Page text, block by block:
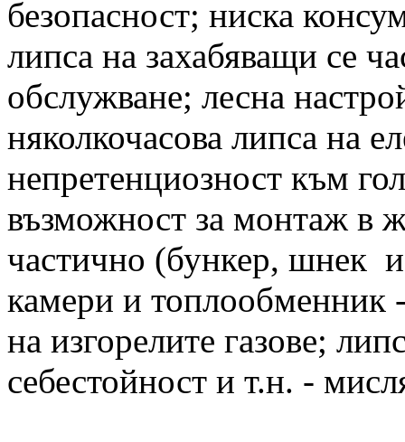
безопасност; ниска
липса на захабяващи се
обслужване; лесна
няколкочасова липса на
непретенциозност към
възможност за монтаж в
частично (бункер, шнек
камери и топлообменник
на изгорелите газове;
себестойност и т.н. -